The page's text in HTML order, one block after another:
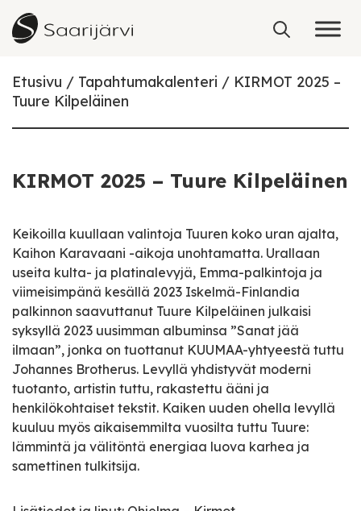
Skip to content
Etusivu Tapahtumakalenteri
KIRMOT 2025 –
Tuure Kilpeläinen
KIRMOT 2025 – Tuure Kilpeläinen
Keikoilla kuullaan valintoja Tuuren koko uran ajalta,
Kaihon Karavaani -aikoja unohtamatta. Urallaan
useita kulta- ja platinalevyjä, Emma-palkintoja ja
viimeisimpänä kesällä 2023 Iskelmä-Finlandia
palkinnon saavuttanut Tuure Kilpeläinen julkaisi
syksyllä 2023 uusimman albuminsa ”Sanat jää
ilmaan”, jonka on tuottanut KUUMAA-yhtyeestä tuttu
Johannes Brotherus. Levyllä yhdistyvät moderni
tuotanto, artistin tuttu, rakastettu ääni ja
henkilökohtaiset tekstit. Kaiken uuden ohella levyllä
kuuluu myös aikaisemmilta vuosilta tuttu Tuure:
lämmintä ja välitöntä energiaa luova karhea ja
samettinen tulkitsija.